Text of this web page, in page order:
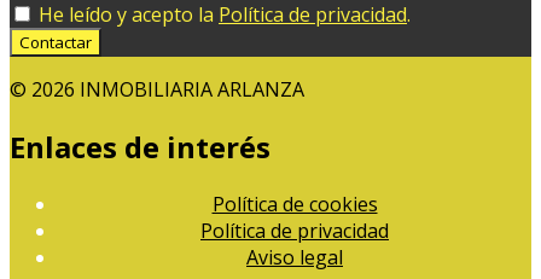
He leído y acepto la Política de privacidad.
Contactar
© 2026 INMOBILIARIA ARLANZA
Enlaces de interés
Política de cookies
Política de privacidad
Aviso legal